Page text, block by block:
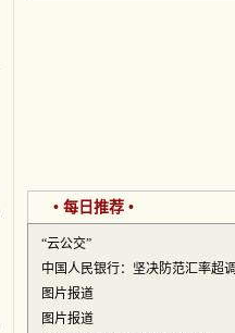
• 每日推荐 •
“云公交”
中国人民银行：坚决防范汇率超
图片报道
图片报道